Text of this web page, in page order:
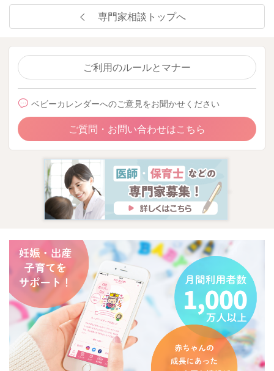
専門家相談トップへ
ご利用のルールとマナー
ベビーカレンダーへのご意見をお聞かせください
ご質問・お問い合わせはこちら